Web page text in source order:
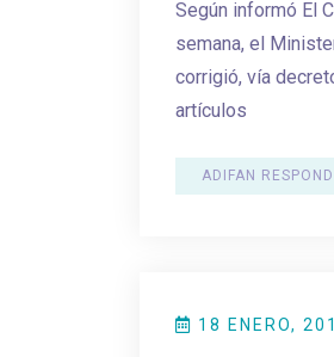
Según informó El
semana, el
corrigió, vía
artículos
ADIFAN
18 ENERO,